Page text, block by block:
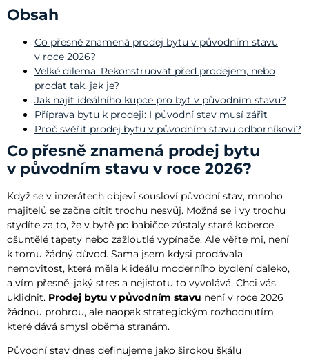
Obsah
Co přesně znamená prodej bytu v původním stavu
v roce 2026?
Velké dilema: Rekonstruovat před prodejem, nebo
prodat tak, jak je?
Jak najít ideálního kupce pro byt v původním stavu?
Příprava bytu k prodeji: I původní stav musí zářit
Proč svěřit prodej bytu v původním stavu odborníkovi?
Co přesně znamená prodej bytu
v původním stavu v roce 2026?
Když se v inzerátech objeví sousloví původní stav, mnoho
majitelů se začne cítit trochu nesvůj. Možná se i vy trochu
stydíte za to, že v bytě po babičce zůstaly staré koberce,
ošuntělé tapety nebo zažloutlé vypínače. Ale věřte mi, není
k tomu žádný důvod. Sama jsem kdysi prodávala
nemovitost, která měla k ideálu moderního bydlení daleko,
a vím přesně, jaký stres a nejistotu to vyvolává. Chci vás
uklidnit. Prodej bytu v původním stavu není v roce 2026
žádnou prohrou, ale naopak strategickým rozhodnutím,
které dává smysl oběma stranám.
Původní stav dnes definujeme jako širokou škálu